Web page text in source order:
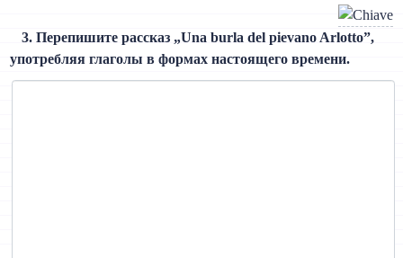
3. Перепишите рассказ „Una burla del pievano Arlotto”,
употребляя глаголы в формах настоящего времени.